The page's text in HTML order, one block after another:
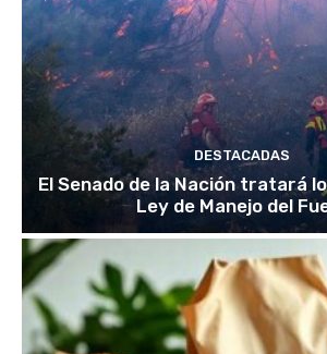
DESTACADAS
El Senado de la Nación tratará
Ley de Manejo del